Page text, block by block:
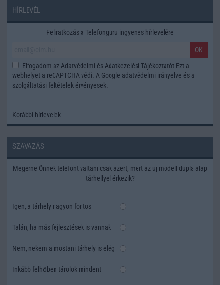
HÍRLEVÉL
Feliratkozás a Telefonguru ingyenes hírlevelére
OK
Elfogadom azAdatvédelmi és Adatkezelési Tájékoztatót Ezt a
webhelyet a reCAPTCHA védi. A Google adatvédelmi irányelve és a
szolgáltatási feltételek érvényesek.
Korábbi hírlevelek
SZAVAZÁS
Megérné Önnek telefont váltani csak azért, mert az új modell dupla alap
tárhellyel érkezik?
Igen, a tárhely nagyon fontos
Talán, ha más fejlesztések is vannak
Nem, nekem a mostani tárhely is elég
Inkább felhőben tárolok mindent